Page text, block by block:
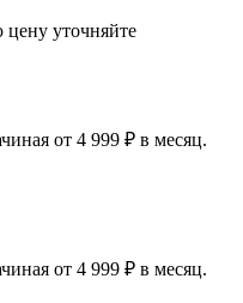
уточняйте
от 4 999 ₽ в месяц.
от 4 999 ₽ в месяц.